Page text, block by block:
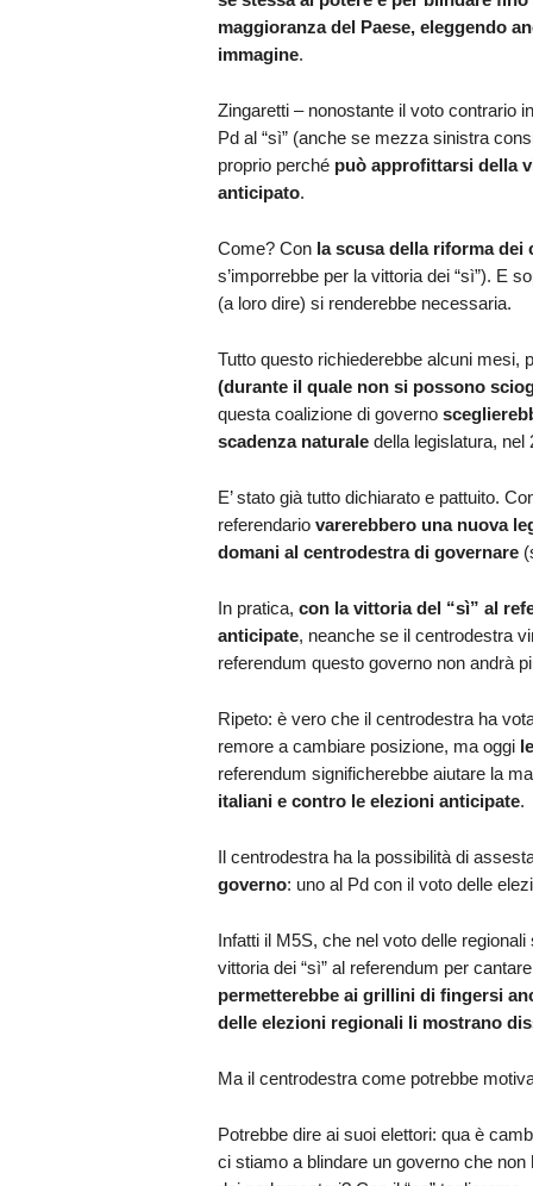
maggioranza del Paese, eleggendo
immagine.
Zingaretti – nonostante il voto contrario
Pd al “sì” (anche se mezza sinistra
proprio perché può approfittarsi della
anticipato.
Come? Con la scusa della riforma dei
s’imporrebbe per la vittoria dei “sì”). E
(a loro dire) si renderebbe necessaria.
Tutto questo richiederebbe alcuni mesi,
(durante il quale non si possono
questa coalizione di governo
scadenza naturaledella legislatura, nel
E’ stato già tutto dichiarato e pattuito.
referendario varerebbero una nuova
domani al centrodestra di governare
In pratica, con la vittoria del “sì” al
anticipate, neanche se il centrodestra
referendum questo governo non andrà
Ripeto: è vero che il centrodestra ha
remore a cambiare posizione, ma oggi
referendum significherebbe aiutare la
italiani e contro le elezioni anticipate.
Il centrodestra ha la possibilità di
governo: uno al Pd con il voto delle
Infatti il M5S, che nel voto delle
vittoria dei “sì” al referendum per
permetterebbe ai grillini di fingersi
delle elezioni regionali li mostrano
Ma il centrodestra come potrebbe
Potrebbe dire ai suoi elettori: qua è
ci stiamo a blindare un governo che